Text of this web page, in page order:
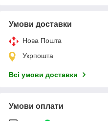
Умови доставки
Нова Пошта
Укрпошта
Всі умови доставки
Умови оплати